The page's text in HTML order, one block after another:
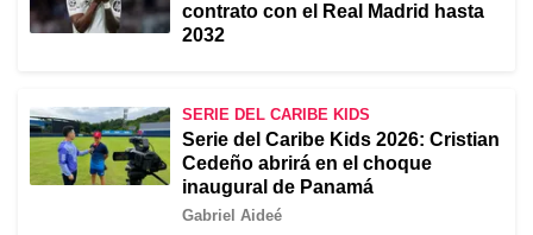
contrato con el Real Madrid hasta
2032
SERIE DEL CARIBE KIDS
Serie del Caribe Kids 2026: Cristian
Cedeño abrirá en el choque
inaugural de Panamá
Gabriel Aideé